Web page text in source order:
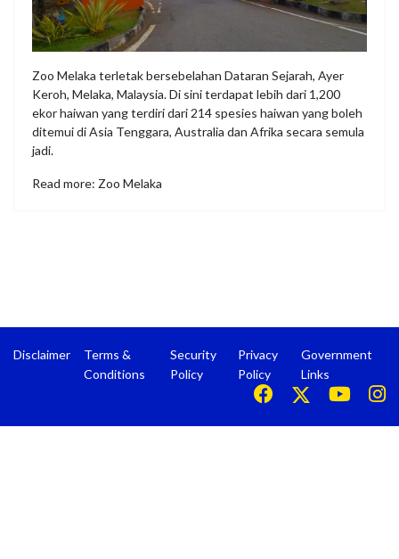
Zoo Melaka terletak bersebelahan Dataran Sejarah, Ayer
Keroh, Melaka, Malaysia. Di sini terdapat lebih dari 1,200
ekor haiwan yang terdiri dari 214 spesies haiwan yang boleh
ditemui di Asia Tenggara, Australia dan Afrika secara semula
jadi.
Read more: Zoo Melaka
Disclaimer
Terms &
Conditions
Security
Policy
Privacy
Policy
Government
Links